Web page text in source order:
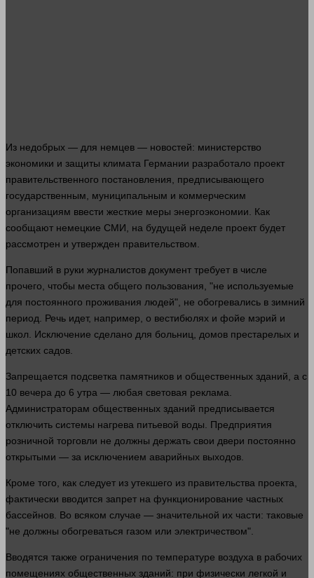
Из недобрых — для немцев — новостей: министерство
экономики и защиты климата Германии разработало проект
правительственного постановления, предписывающего
государственным, муниципальным и коммерческим
организациям ввести жесткие меры энергоэкономии. Как
сообщают немецкие СМИ, на будущей неделе проект будет
рассмотрен и утвержден правительством.
Попавший в руки журналистов документ требует в числе
прочего, чтобы места общего пользования, "не используемые
для постоянного проживания людей", не обогревались в зимний
период. Речь идет, например , о вестибюлях и фойе мэрий и
школ. Исключение сделано для больниц, домов престарелых и
детских садов.
Запрещается подсветка памятников и общественных зданий, а с
10 вечера до 6 утра — любая световая реклама
Администраторам общественных зданий предписывается
отключить системы нагрева питьевой воды . Предприятия
розничной торговли не должны держать свои двери постоянно
открытыми — за исключением аварийных выходов.
Кроме того, как следует из утекшего из правительства проекта,
фактически вводится запрет на функционирование частных
бассейнов. Во всяком случае — значительной их части: таковые
"не должны обогреваться газом или электричеством".
Вводятся также ограничения по температуре воздуха в рабочих
помещениях общественных зданий: при физически легкой и